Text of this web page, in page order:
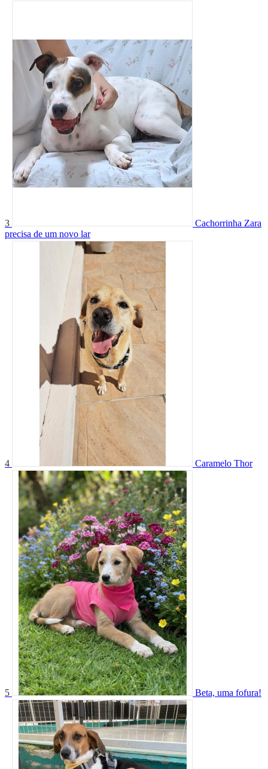
3
Cachorrinha Zara
precisa de um novo lar
4 Caramelo Thor
5 Beta, uma fofura!